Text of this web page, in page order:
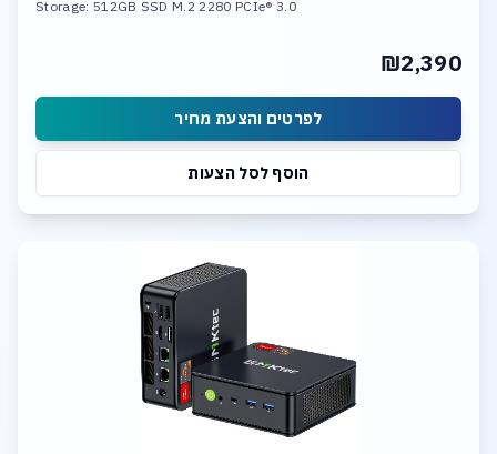
Storage: 512GB SSD M.2 2280 PCIe® 3.0
₪2,390
לפרטים והצעת מחיר
הוסף לסל הצעות